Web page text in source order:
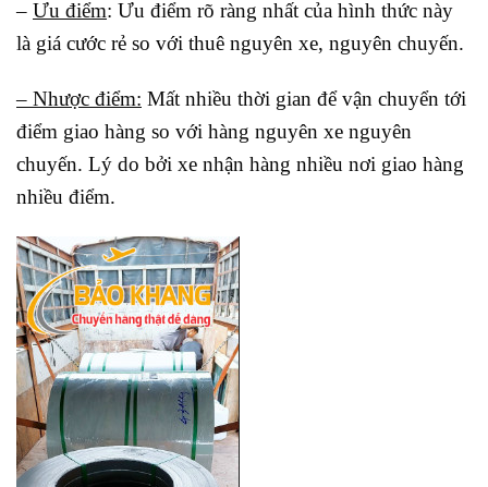
– Ưu điểm: Ưu điểm rõ ràng nhất của hình thức này
là giá cước rẻ so với thuê nguyên xe, nguyên chuyến.
– Nhược điểm: Mất nhiều thời gian để vận chuyển tới
điểm giao hàng so với hàng nguyên xe nguyên
chuyến. Lý do bởi xe nhận hàng nhiều nơi giao hàng
nhiều điểm.